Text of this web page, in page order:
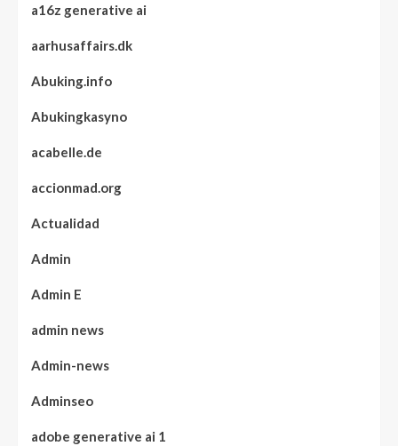
a16z generative ai
aarhusaffairs.dk
Abuking.info
Abukingkasyno
acabelle.de
accionmad.org
Actualidad
Admin
Admin E
admin news
Admin-news
Adminseo
adobe generative ai 1